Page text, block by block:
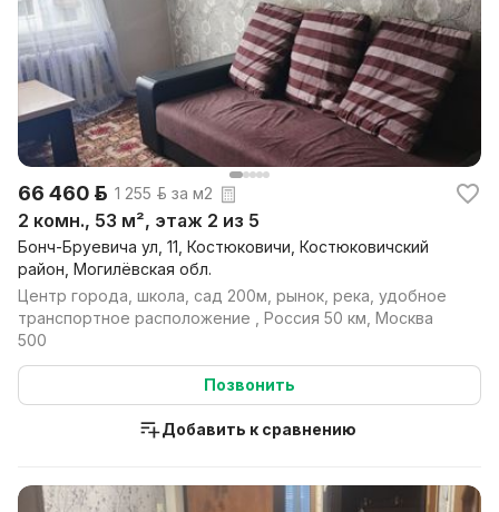
66 460 р. 1 255 р. за м2
2 комн., 53 м², этаж 2 из 5
Бонч-Бруевича ул, 11, Костюковичи, Костюковичский
район, Могилёвская обл.
Центр города, школа, сад 200м, рынок, река, удобное
транспортное расположение , Россия 50 км, Москва
500
Позвонить
Добавить к сравнению